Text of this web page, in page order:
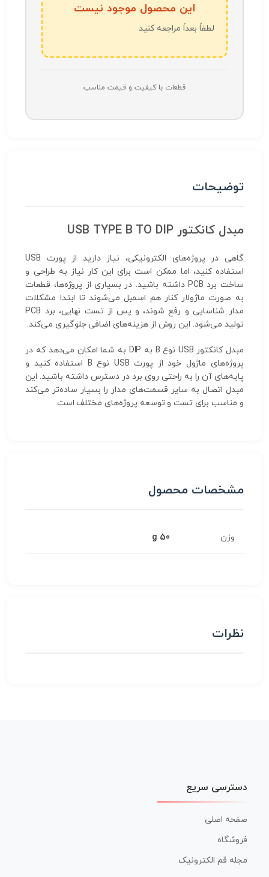
این محصول موجود نیست
لطفاً بعداً مراجعه کنید
قطعات با کیفیت و قیمت مناسب
توضیحات
مبدل کانکتور USB TYPE B TO DIP
گاهی در پروژه‌های الکترونیکی، نیاز دارید از پورت USB
استفاده کنید، اما ممکن است برای این کار نیاز به طراحی و
ساخت برد PCB داشته باشید. در بسیاری از پروژه‌ها، قطعات
به صورت ماژولار کنار هم اسمبل می‌شوند تا ابتدا مشکلات
مدار شناسایی و رفع شوند، و پس از تست نهایی، برد PCB
تولید می‌شود. این روش از هزینه‌های اضافی جلوگیری می‌کند.
مبدل کانکتور USB نوع B به DIP به شما امکان می‌دهد که در
پروژه‌های ماژول خود از پورت USB نوع B استفاده کنید و
پایه‌های آن را به راحتی روی برد در دسترس داشته باشید. این
مبدل اتصال به سایر قسمت‌های مدار را بسیار ساده‌تر می‌کند
و مناسب برای تست و توسعه پروژه‌های مختلف است.
مشخصات محصول
وزن 50 g
نظرات
دسترسی سریع
صفحه اصلی
فروشگاه
مجله قم الکترونیک